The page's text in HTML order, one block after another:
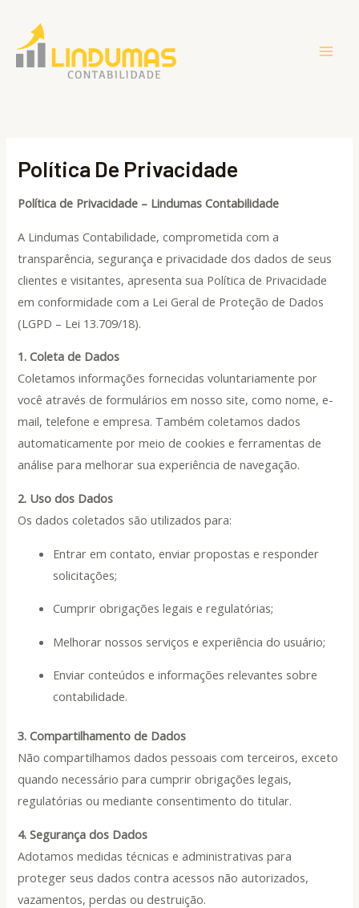
Política De Privacidade
Política de Privacidade – Lindumas Contabilidade
A Lindumas Contabilidade, comprometida com a
transparência, segurança e privacidade dos dados de seus
clientes e visitantes, apresenta sua Política de Privacidade
em conformidade com a Lei Geral de Proteção de Dados
(LGPD – Lei 13.709/18).
1. Coleta de Dados
Coletamos informações fornecidas voluntariamente por
você através de formulários em nosso site, como nome, e-
mail, telefone e empresa. Também coletamos dados
automaticamente por meio de cookies e ferramentas de
análise para melhorar sua experiência de navegação.
2. Uso dos Dados
Os dados coletados são utilizados para:
Entrar em contato, enviar propostas e responder
solicitações;
Cumprir obrigações legais e regulatórias;
Melhorar nossos serviços e experiência do usuário;
Enviar conteúdos e informações relevantes sobre
contabilidade.
3. Compartilhamento de Dados
Não compartilhamos dados pessoais com terceiros, exceto
quando necessário para cumprir obrigações legais,
regulatórias ou mediante consentimento do titular.
4. Segurança dos Dados
Adotamos medidas técnicas e administrativas para
proteger seus dados contra acessos não autorizados,
vazamentos, perdas ou destruição.